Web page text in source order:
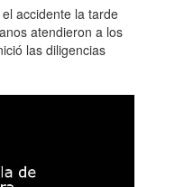
accidente la tarde
atendieron a los
las diligencias